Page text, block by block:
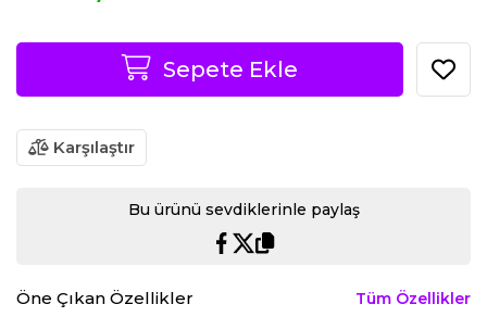
Sepete Ekle
Karşılaştır
Bu ürünü sevdiklerinle paylaş
Öne Çıkan Özellikler Tüm Özellikler